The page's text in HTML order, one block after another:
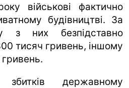
військові фактично
будівництві. За
них безпідставно
тисяч гривень, іншому
державному